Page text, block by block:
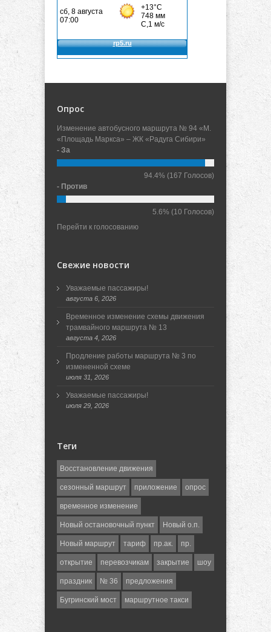
Опрос
Изменение автобусного маршрута № 94 «М.
«Площадь Маркса» – ЖК «Радуга Сибири»
- За
94.4% (167 Голосов)
- Против
5.6% (10 Голосов)
Перейти к голосованию
Свежие новости
Уважаемые пассажиры!
августа 6, 2026
Временное изменение схемы движения
трамвайного маршрута № 13
августа 4, 2026
Продление работы маршрута № 3 по
измененной схеме
июля 31, 2026
Уважаемые пассажиры!
июля 29, 2026
Теги
Восстановление движения
сезонный маршрут приложение опрос
временное изменение
Новый остановочный пункт Новый о.п.
Новый маршрут тариф пр.ак. пр.
открытие перевозчикам закрытие шоу
праздник № 36 предложения
Бугринский мост маршрутное такси